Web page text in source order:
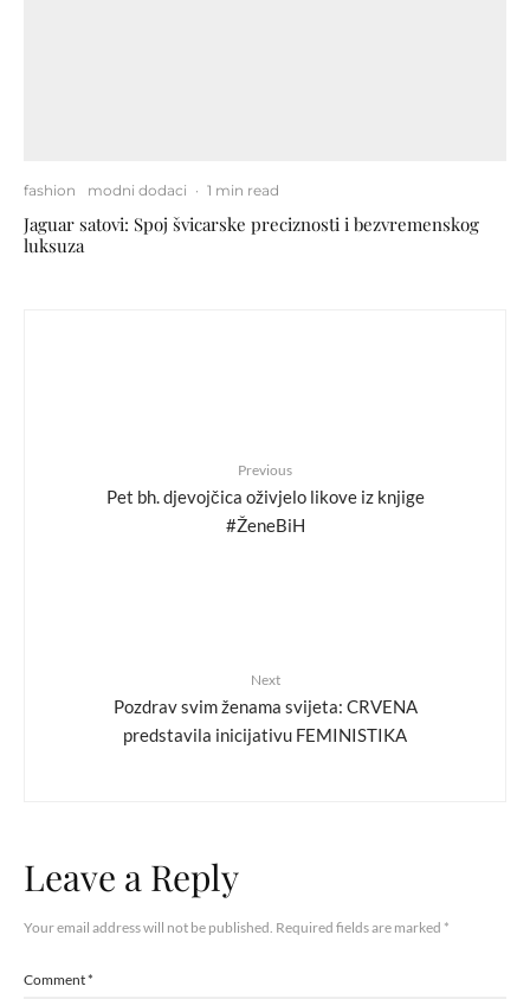
fashion modni dodaci · 1 min read
Jaguar satovi: Spoj švicarske preciznosti i bezvremenskog
luksuza
Previous
Pet bh. djevojčica oživjelo likove iz knjige
#ŽeneBiH
Next
Pozdrav svim ženama svijeta: CRVENA
predstavila inicijativu FEMINISTIKA
Leave a Reply
Your email address will not be published. Required fields are marked *
Comment*